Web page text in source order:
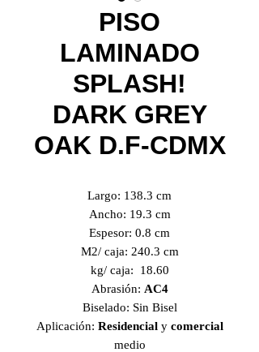
PISO
LAMINADO
SPLASH!
DARK GREY
OAK D.F-CDMX
Largo: 138.3 cm
Ancho: 19.3 cm
Espesor: 0.8 cm
M2/ caja: 240.3 cm
kg/ caja: 18.60
Abrasión: AC4
Biselado: Sin Bisel
Aplicación: Residencial y comercial
medio